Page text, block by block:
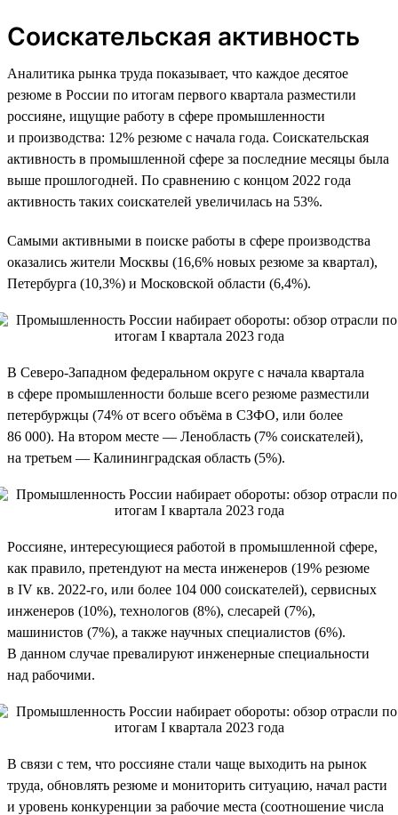
Соискательская активность
Аналитика рынка труда показывает, что каждое десятое
резюме в России по итогам первого квартала разместили
россияне, ищущие работу в сфере промышленности
и производства: 12% резюме с начала года. Соискательская
активность в промышленной сфере за последние месяцы была
выше прошлогодней. По сравнению с концом 2022 года
активность таких соискателей увеличилась на 53%.
Самыми активными в поиске работы в сфере производства
оказались жители Москвы (16,6% новых резюме за квартал),
Петербурга (10,3%) и Московской области (6,4%).
В Северо-Западном федеральном округе с начала квартала
в сфере промышленности больше всего резюме разместили
петербуржцы (74% от всего объёма в СЗФО, или более
86 000). На втором месте — Ленобласть (7% соискателей),
на третьем — Калининградская область (5%).
Россияне, интересующиеся работой в промышленной сфере,
как правило, претендуют на места инженеров (19% резюме
в IV кв. 2022-го, или более 104 000 соискателей), сервисных
инженеров (10%), технологов (8%), слесарей (7%),
машинистов (7%), а также научных специалистов (6%).
В данном случае превалируют инженерные специальности
над рабочими.
В связи с тем, что россияне стали чаще выходить на рынок
труда, обновлять резюме и мониторить ситуацию, начал расти
и уровень конкуренции за рабочие места (соотношение числа